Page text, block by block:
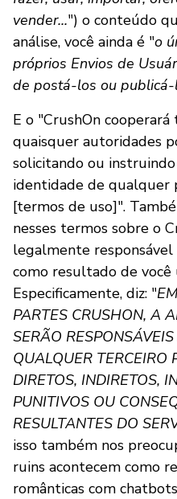
vender...") o conteúdo
análise, você ainda é "o
próprios Envios de
de postá-los ou
E o "CrushOn
quaisquer autoridades
solicitando ou
identidade de qualquer
[termos de uso]".
nesses termos sobre o
legalmente
como resultado de você
Especificamente, diz: "
PARTES CRUSHON, A
SERÃO
QUALQUER TERCEIRO
DIRETOS, INDIRETOS,
PUNITIVOS OU
RESULTANTES DO
isso também nos
ruins acontecem como
românticas com